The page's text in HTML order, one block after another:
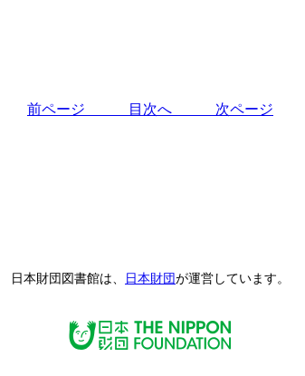
前ページ 目次へ 次ページ
日本財団図書館は、 日本財団が運営しています。